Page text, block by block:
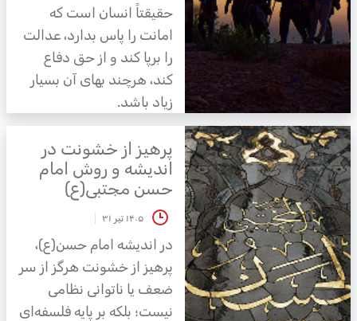
حقیقتاً انسان است که
امانت را پاس بدارد، عدالت
را برپا کند و از حق دفاع
کند، هرچند بهای آن بسیار
زیاد باشد.
پرهیز از خشونت در
اندیشه و روش امام
حسن مجتبی(ع)
۱۴۰۵ تیر ۳۱
در اندیشه امام حسن(ع)،
پرهیز از خشونت هرگز از سر
ضعف یا ناتوانی نظامی
نیست؛ بلکه بر پایه فلسفه‌ای